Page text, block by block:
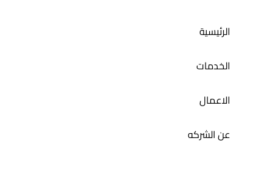
الرئيسية
الخدمات
الاعمال
عن الشركه